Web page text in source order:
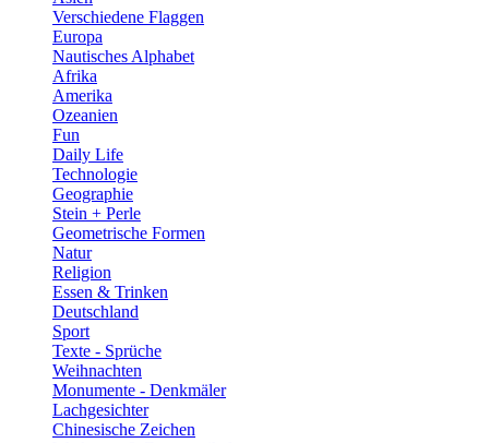
Verschiedene Flaggen
Europa
Nautisches Alphabet
Afrika
Amerika
Ozeanien
Fun
Daily Life
Technologie
Geographie
Stein + Perle
Geometrische Formen
Natur
Religion
Essen & Trinken
Deutschland
Sport
Texte - Sprüche
Weihnachten
Monumente - Denkmäler
Lachgesichter
Chinesische Zeichen